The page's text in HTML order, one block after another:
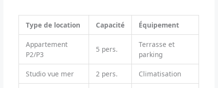
Type de location Capacité Équipement
Appartement
P2/P3
5 pers.
Terrasse et
parking
Studio vue mer 2 pers. Climatisation